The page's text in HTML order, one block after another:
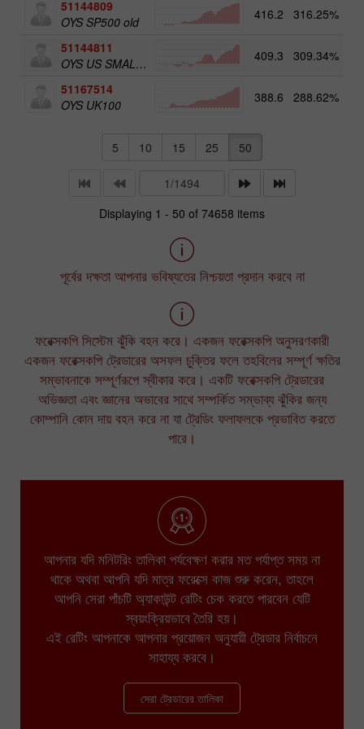
51144809
OYS SP500 old
416.2 316.25%
51144811
OYS US SMALL CAPS old
409.3 309.34%
51167514
OYS UK100
388.6 288.62%
5 10 15 25 50
Displaying 1 - 50 of 74658 items
পূর্বের দক্ষতা আপনার ভবিষ্যতের নিশ্চয়তা প্রদান করবে না
ফরেক্সকপি সিস্টেম ঝুঁকি বহন করে। একজন ফরেক্সকপি অনুসরণকারী
একজন ফরেক্সকপি ট্রেডারের অসফল চুক্তির ফলে তহবিলের সম্পূর্ণ ক্ষতির
সম্ভাবনাকে সম্পূর্ণরূপে স্বীকার করে। একটি ফরেক্সকপি ট্রেডারের
অভিজ্ঞতা এবং জ্ঞানের অভাবের সাথে সম্পর্কিত সম্ভাব্য ঝুঁকির জন্য
কোম্পানি কোন দায় বহন করে না যা ট্রেডিং ফলাফলকে প্রভাবিত করতে
পারে।
আপনার যদি মনিটরিং তালিকা পর্যবেক্ষণ করার মত পর্যাপ্ত সময় না
থাকে অথবা আপনি যদি মাত্র ফরেক্সে কাজ শুরু করেন, তাহলে
আপনি সেরা পাঁচটি অ্যাকাউন্ট রেটিং চেক করতে পারবেন যেটি
স্বয়ংক্রিয়ভাবে তৈরি হয়।
এই রেটিং আপনাকে আপনার প্রয়োজন অনুযায়ী ট্রেডার নির্বাচনে
সাহায্য করবে।
সেরা ট্রেডারের তালিকা